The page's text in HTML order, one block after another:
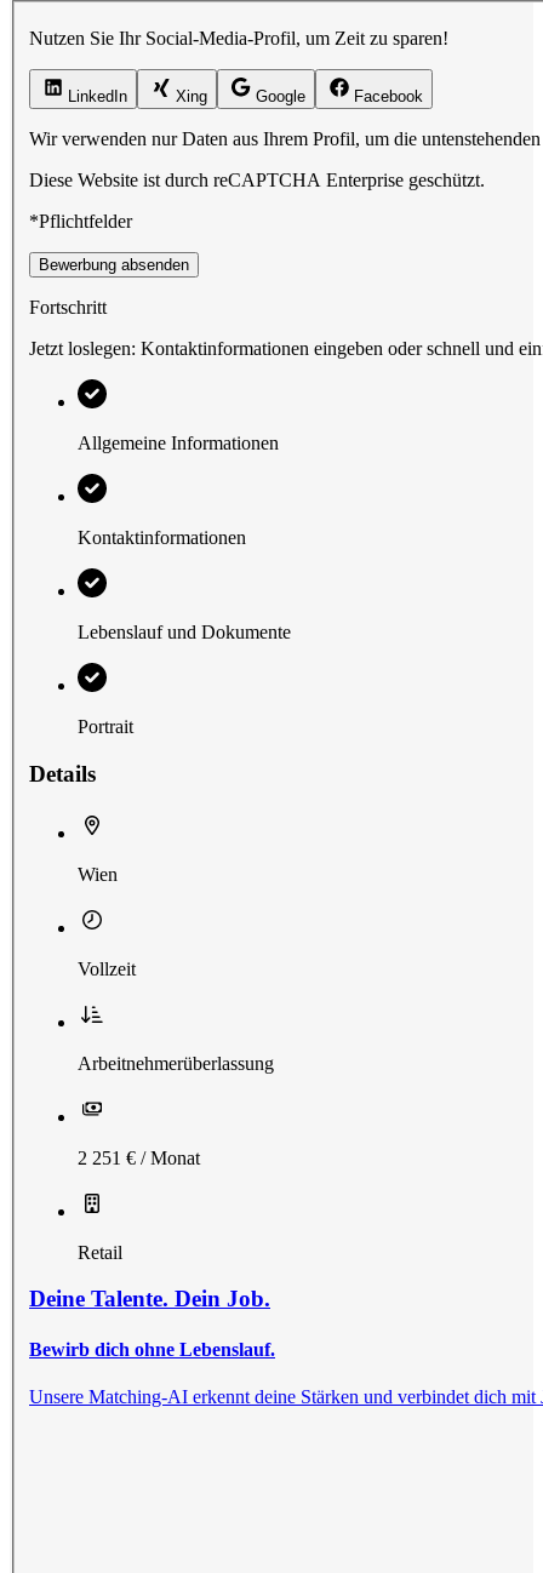
Nutzen Sie Ihr Social-Media-Profil, um Zeit zu sparen!
LinkedIn Xing Google Facebook
Wir verwenden nur Daten aus Ihrem Profil, um die
Diese Website ist durch reCAPTCHA Enterprise geschützt.
*Pflichtfelder
Bewerbung absenden
Fortschritt
Jetzt loslegen: Kontaktinformationen eingeben oder schnell und
Allgemeine Informationen
Kontaktinformationen
Lebenslauf und Dokumente
Portrait
Details
Wien
Vollzeit
Arbeitnehmerüberlassung
2 251 € / Monat
Retail
Deine Talente. Dein Job.
Bewirb dich ohne Lebenslauf.
Unsere Matching-AI erkennt deine Stärken und verbindet dich